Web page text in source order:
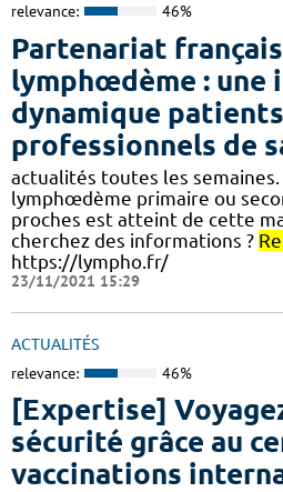
relevance: 46%
Partenariat
lymphœdème : une
dynamique
professionnels de
actualités toutes les semaines.
lymphœdème primaire ou
proches est atteint de cette
cherchez des informations ?
https://lympho.fr/
23/11/2021 15:29
ACTUALITÉS
relevance: 46%
[Expertise]
sécurité grâce au
vaccinations